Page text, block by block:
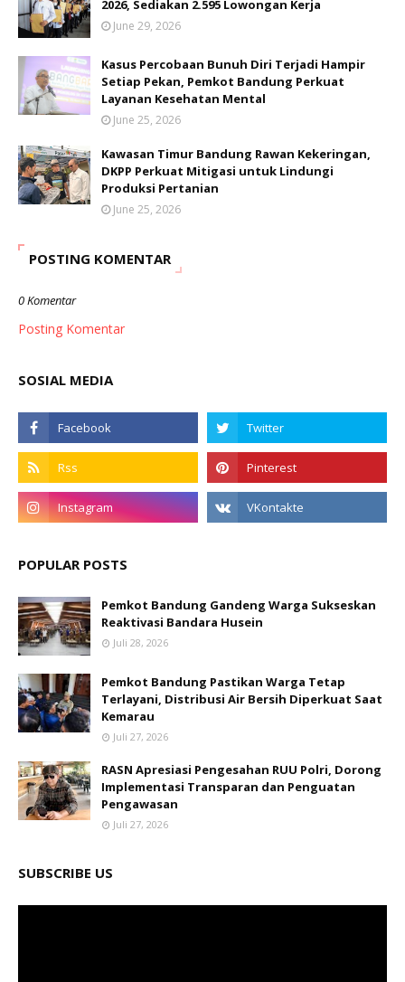
2026, Sediakan 2.595 Lowongan Kerja
June 29, 2026
Kasus Percobaan Bunuh Diri Terjadi Hampir
Setiap Pekan, Pemkot Bandung Perkuat
Layanan Kesehatan Mental
June 25, 2026
Kawasan Timur Bandung Rawan Kekeringan,
DKPP Perkuat Mitigasi untuk Lindungi
Produksi Pertanian
June 25, 2026
POSTING KOMENTAR
0 Komentar
Posting Komentar
SOSIAL MEDIA
POPULAR POSTS
Pemkot Bandung Gandeng Warga Sukseskan
Reaktivasi Bandara Husein
Juli 28, 2026
Pemkot Bandung Pastikan Warga Tetap
Terlayani, Distribusi Air Bersih Diperkuat Saat
Kemarau
Juli 27, 2026
RASN Apresiasi Pengesahan RUU Polri, Dorong
Implementasi Transparan dan Penguatan
Pengawasan
Juli 27, 2026
SUBSCRIBE US